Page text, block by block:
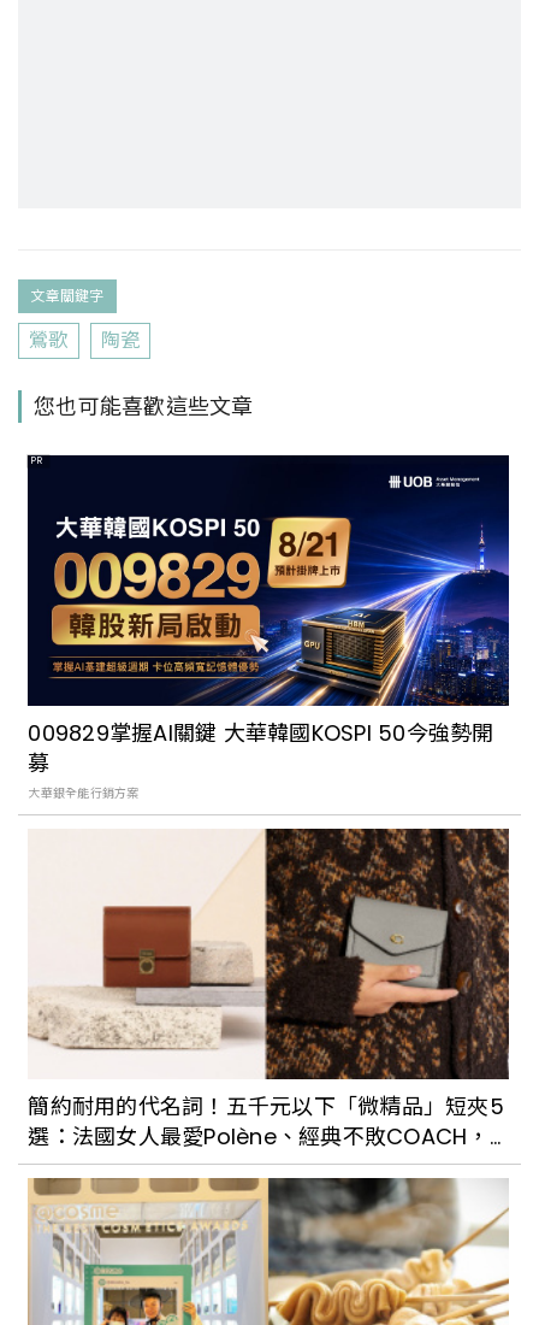
文章關鍵字
鶯歌 陶瓷
您也可能喜歡這些文章
PR
009829掌握AI關鍵 大華韓國KOSPI 50今強勢開
募
大華銀全能行銷方案
簡約耐用的代名詞！五千元以下「微精品」短夾5
選：法國女人最愛Polène、經典不敗COACH，
再也不怕小廢包放不下錢包啦！